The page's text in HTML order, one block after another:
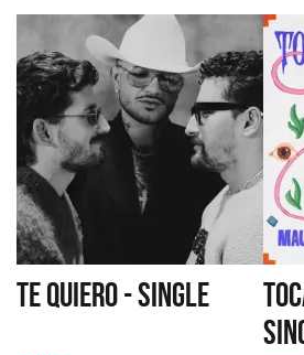
TE QUIERO - SINGLE